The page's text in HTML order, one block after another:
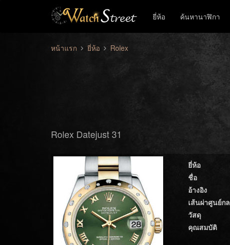
ยี่ห้อ ค้นหานาฬิกา
หน้าแรก ยี่ห้อ Rolex
Rolex Datejust 31
ยี่ห้อ
ชื่อ
อ้างอิง
เส้นผ่าศูนย์ก
วัสดุ
คุณสมบัติ